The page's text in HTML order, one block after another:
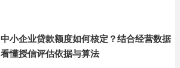
中小企业贷款额度如何核定？结合经营数据
看懂授信评估依据与算法